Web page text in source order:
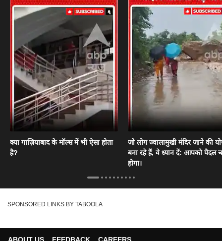
क्या गाज़ियाबाद के मॉल्स में भी ऐसा होता
है?
जो लोग ज्वालामुखी मंदिर जाने की
बना रहे हैं, वे ध्यान दें: आपको पैदल
होगा।
SPONSORED LINKS BY TABOOLA